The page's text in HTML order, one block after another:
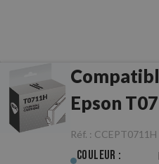
Epson
Noir
Réf. : CCEPT0711H
Couleur :